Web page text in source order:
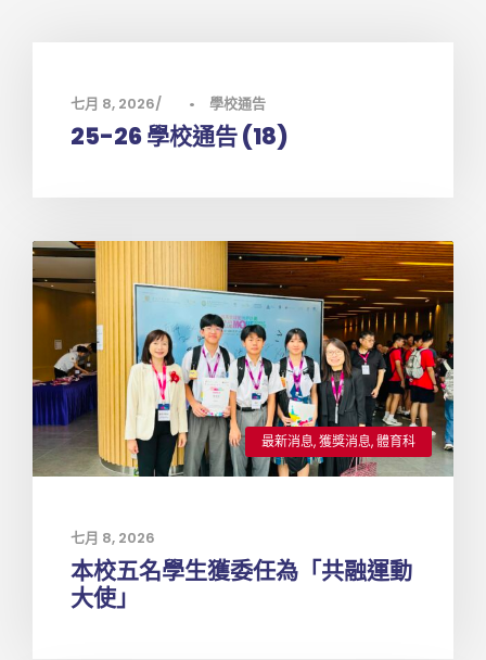
七月 8, 2026 • 學校通告
25-26 學校通告 (18)
最新消息,獲獎消息,體育科
七月 8, 2026
本校五名學生獲委任為「共融運動
大使」